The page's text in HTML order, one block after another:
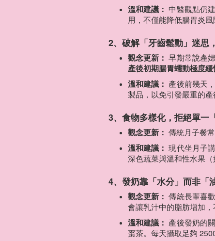
溫和建議： 中醫觀點仍
用，不僅能降低腸胃炎風
2、破解「牙齒鬆動」迷思
觀念更新： 早期常說產
產後初期腸胃蠕動極度緩
溫和建議： 產後前幾天
製品，以免引發嚴重的
3、食物多樣化，拒絕單一
觀念更新： 傳統月子餐
溫和建議： 現代坐月子
深色蔬菜與溫和性水果
4、發奶靠「水分」而非「
觀念更新： 傳統長輩喜
會讓乳汁中的脂肪增加
溫和建議： 產後發奶的
棗茶。每天攝取足夠